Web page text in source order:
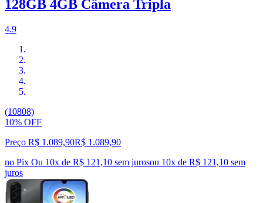
128GB 4GB Câmera Tripla
4.9
(10808)
10% OFF
Preço R$ 1.089,90R$ 1.089,90
no Pix Ou 10x de R$ 121,10 sem jurosou 10x de R$ 121,10 sem
juros